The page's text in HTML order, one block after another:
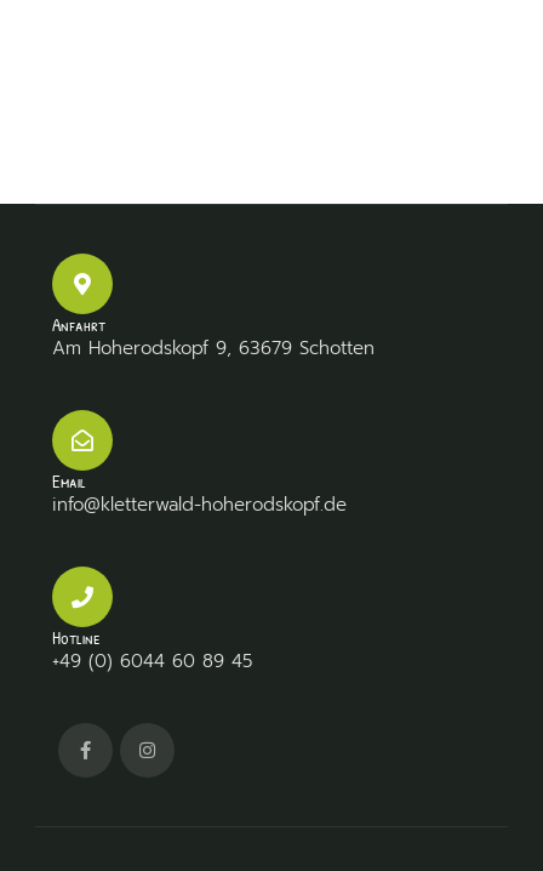
Anfahrt
Am Hoherodskopf 9, 63679 Schotten
Email
info@kletterwald-hoherodskopf.de
Hotline
+49 (0) 6044 60 89 45